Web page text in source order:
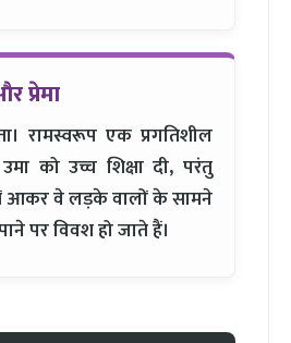
प्रेमा
रामस्वरूप एक प्रगतिशील
को उच्च शिक्षा दी, परंतु
आकर वे लड़के वालों के सामने
पर विवश हो जाते हैं।